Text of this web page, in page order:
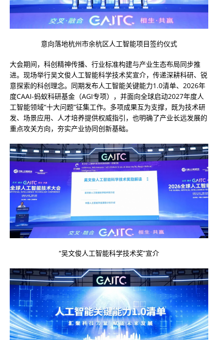
意向落地杭州市余杭区人工智能项目签约仪式
大会期间，科创精神传播、行业标准构建与产业生态布局同步推
进。现场举行吴文俊人工智能科学技术奖宣介，传递深耕科研、锐
意探索的科创理念。同期发布人工智能关键能力1.0清单、2026年
度CAAI-蚂蚁科研基金（AGI专项），并面向全球启动2027年度人
工智能领域“十大问题”征集工作。多项成果互为支撑，既为技术研
发、场景应用、人才培养提供权威指引，也明确了产业长远发展的
重点攻关方向，夯实产业协同创新基础。
“吴文俊人工智能科学技术奖”宣介